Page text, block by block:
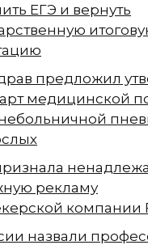
ЕГЭ и вернуть
предложил
медицинской
рекламу
компании
назвали